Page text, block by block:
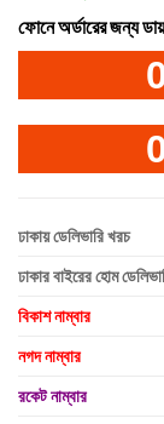
ফোনে অর্ডারের জন্য
ঢাকায় ডেলিভারি খরচ
ঢাকার বাইরের হোম
বিকাশ নাম্বার
নগদ নাম্বার
রকেট নাম্বার